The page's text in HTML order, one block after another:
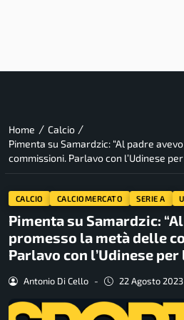
Home / Calcio /
Pimenta su Samardzic: “Al padre
commissioni. Parlavo con l’Udinese
CALCIO CALCIOMERCATO SERIE A
Pimenta su Samardzic:
promesso la metà delle
Parlavo con l’Udinese
Antonio Di Cello - 22 Agosto 2023